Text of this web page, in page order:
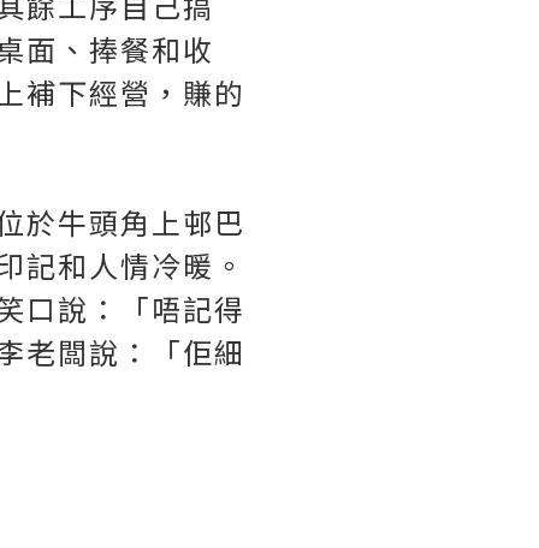
面、捧餐和收
補下經營，賺的
於牛頭角上邨巴
記和人情冷暖。
口說：「唔記得
老闆說：「佢細